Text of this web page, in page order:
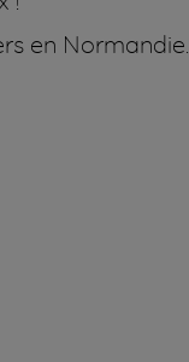
en Normandie.